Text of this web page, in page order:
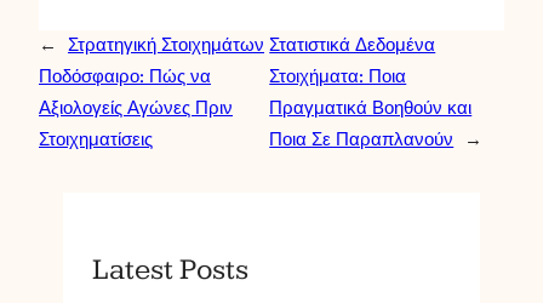
←
Στρατηγική Στοιχημάτων
Ποδόσφαιρο: Πώς να
Αξιολογείς Αγώνες Πριν
Στοιχηματίσεις
Στατιστικά Δεδομένα
Στοιχήματα: Ποια
Πραγματικά Βοηθούν και
Ποια Σε Παραπλανούν
→
Latest Posts